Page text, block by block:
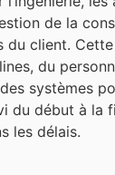
de la
du client.
du
systèmes
du début à la
les délais.